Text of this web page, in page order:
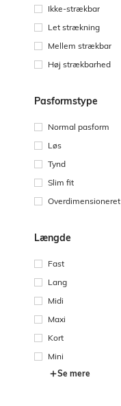
Ikke-strækbar
Let strækning
Mellem strækbar
Høj strækbarhed
Pasformstype
Normal pasform
Løs
Tynd
Slim fit
Overdimensioneret
Længde
Fast
Lang
Midi
Maxi
Kort
Mini
Se mere